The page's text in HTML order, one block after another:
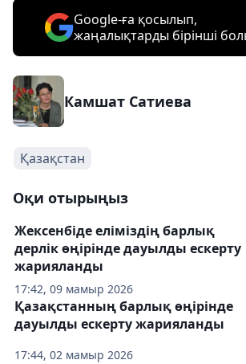
Google-ға қосылып,
жаңалықтарды бірінші
Камшат Сатиева
Қазақстан
Оқи отырыңыз
17:42, 09 мамыр 2026
Жексенбіде еліміздің барлық
дерлік өңірінде дауылды ескерту
жарияланды
17:44, 02 мамыр 2026
Қазақстанның барлық өңірінде
дауылды ескерту жарияланды